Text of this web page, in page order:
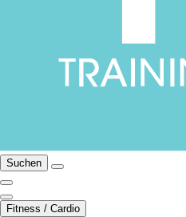
Suchen
Fitness / Cardio